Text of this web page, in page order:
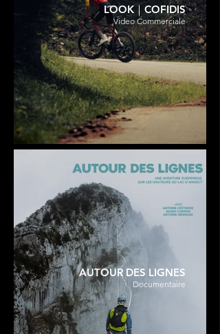
LOOK｜COFIDIS
Video Commerciale
AUTOUR DES LIGNES
Documentaire